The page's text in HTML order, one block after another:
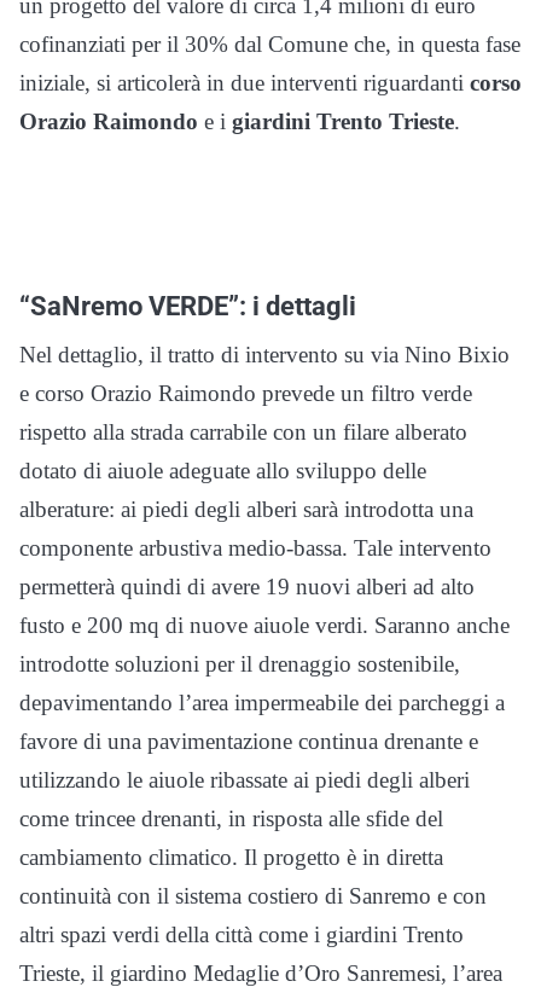
cofinanziati per il 30% dal Comune che, in questa fase
iniziale, si articolerà in due interventi riguardanti corso
Orazio Raimondo e i giardini Trento Trieste.
“SaNremo VERDE”: i dettagli
Nel dettaglio, il tratto di intervento su via Nino Bixio
e corso Orazio Raimondo prevede un filtro verde
rispetto alla strada carrabile con un filare alberato
dotato di aiuole adeguate allo sviluppo delle
alberature: ai piedi degli alberi sarà introdotta una
componente arbustiva medio-bassa. Tale intervento
permetterà quindi di avere 19 nuovi alberi ad alto
fusto e 200 mq di nuove aiuole verdi. Saranno anche
introdotte soluzioni per il drenaggio sostenibile,
depavimentando l’area impermeabile dei parcheggi a
favore di una pavimentazione continua drenante e
utilizzando le aiuole ribassate ai piedi degli alberi
come trincee drenanti, in risposta alle sfide del
cambiamento climatico. Il progetto è in diretta
continuità con il sistema costiero di Sanremo e con
altri spazi verdi della città come i giardini Trento
Trieste, il giardino Medaglie d’Oro Sanremesi, l’area